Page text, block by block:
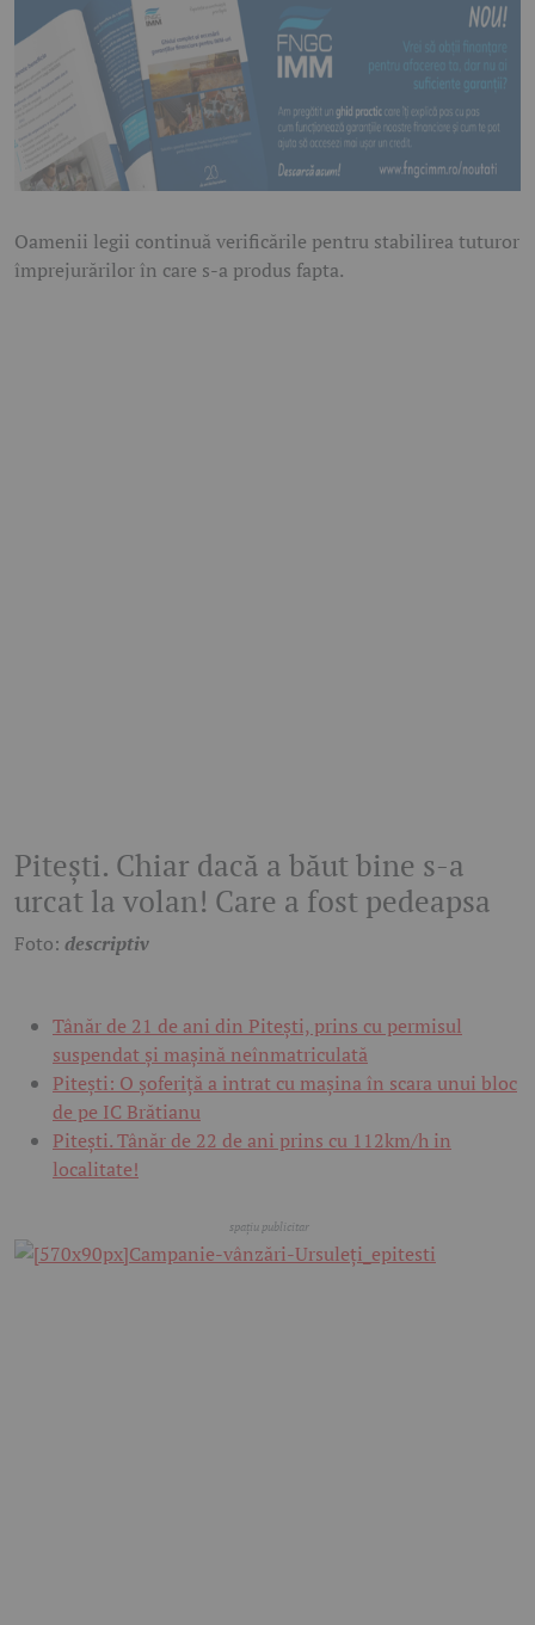
Oamenii legii continuă verificările pentru stabilirea tuturor
împrejurărilor în care s-a produs fapta.
Pitești. Chiar dacă a băut bine s-a
urcat la volan! Care a fost pedeapsa
Foto: descriptiv
Tânăr de 21 de ani din Pitești, prins cu permisul
suspendat și mașină neînmatriculată
Pitești: O șoferiță a intrat cu mașina în scara unui bloc
de pe IC Brătianu
Pitești. Tânăr de 22 de ani prins cu 112km/h in
localitate!